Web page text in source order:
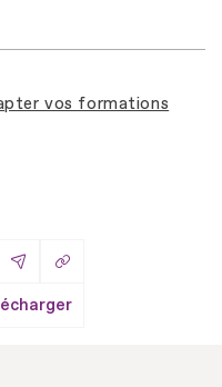
vos formations
X sur LinkedIn
Partager par Email
Copier le lien